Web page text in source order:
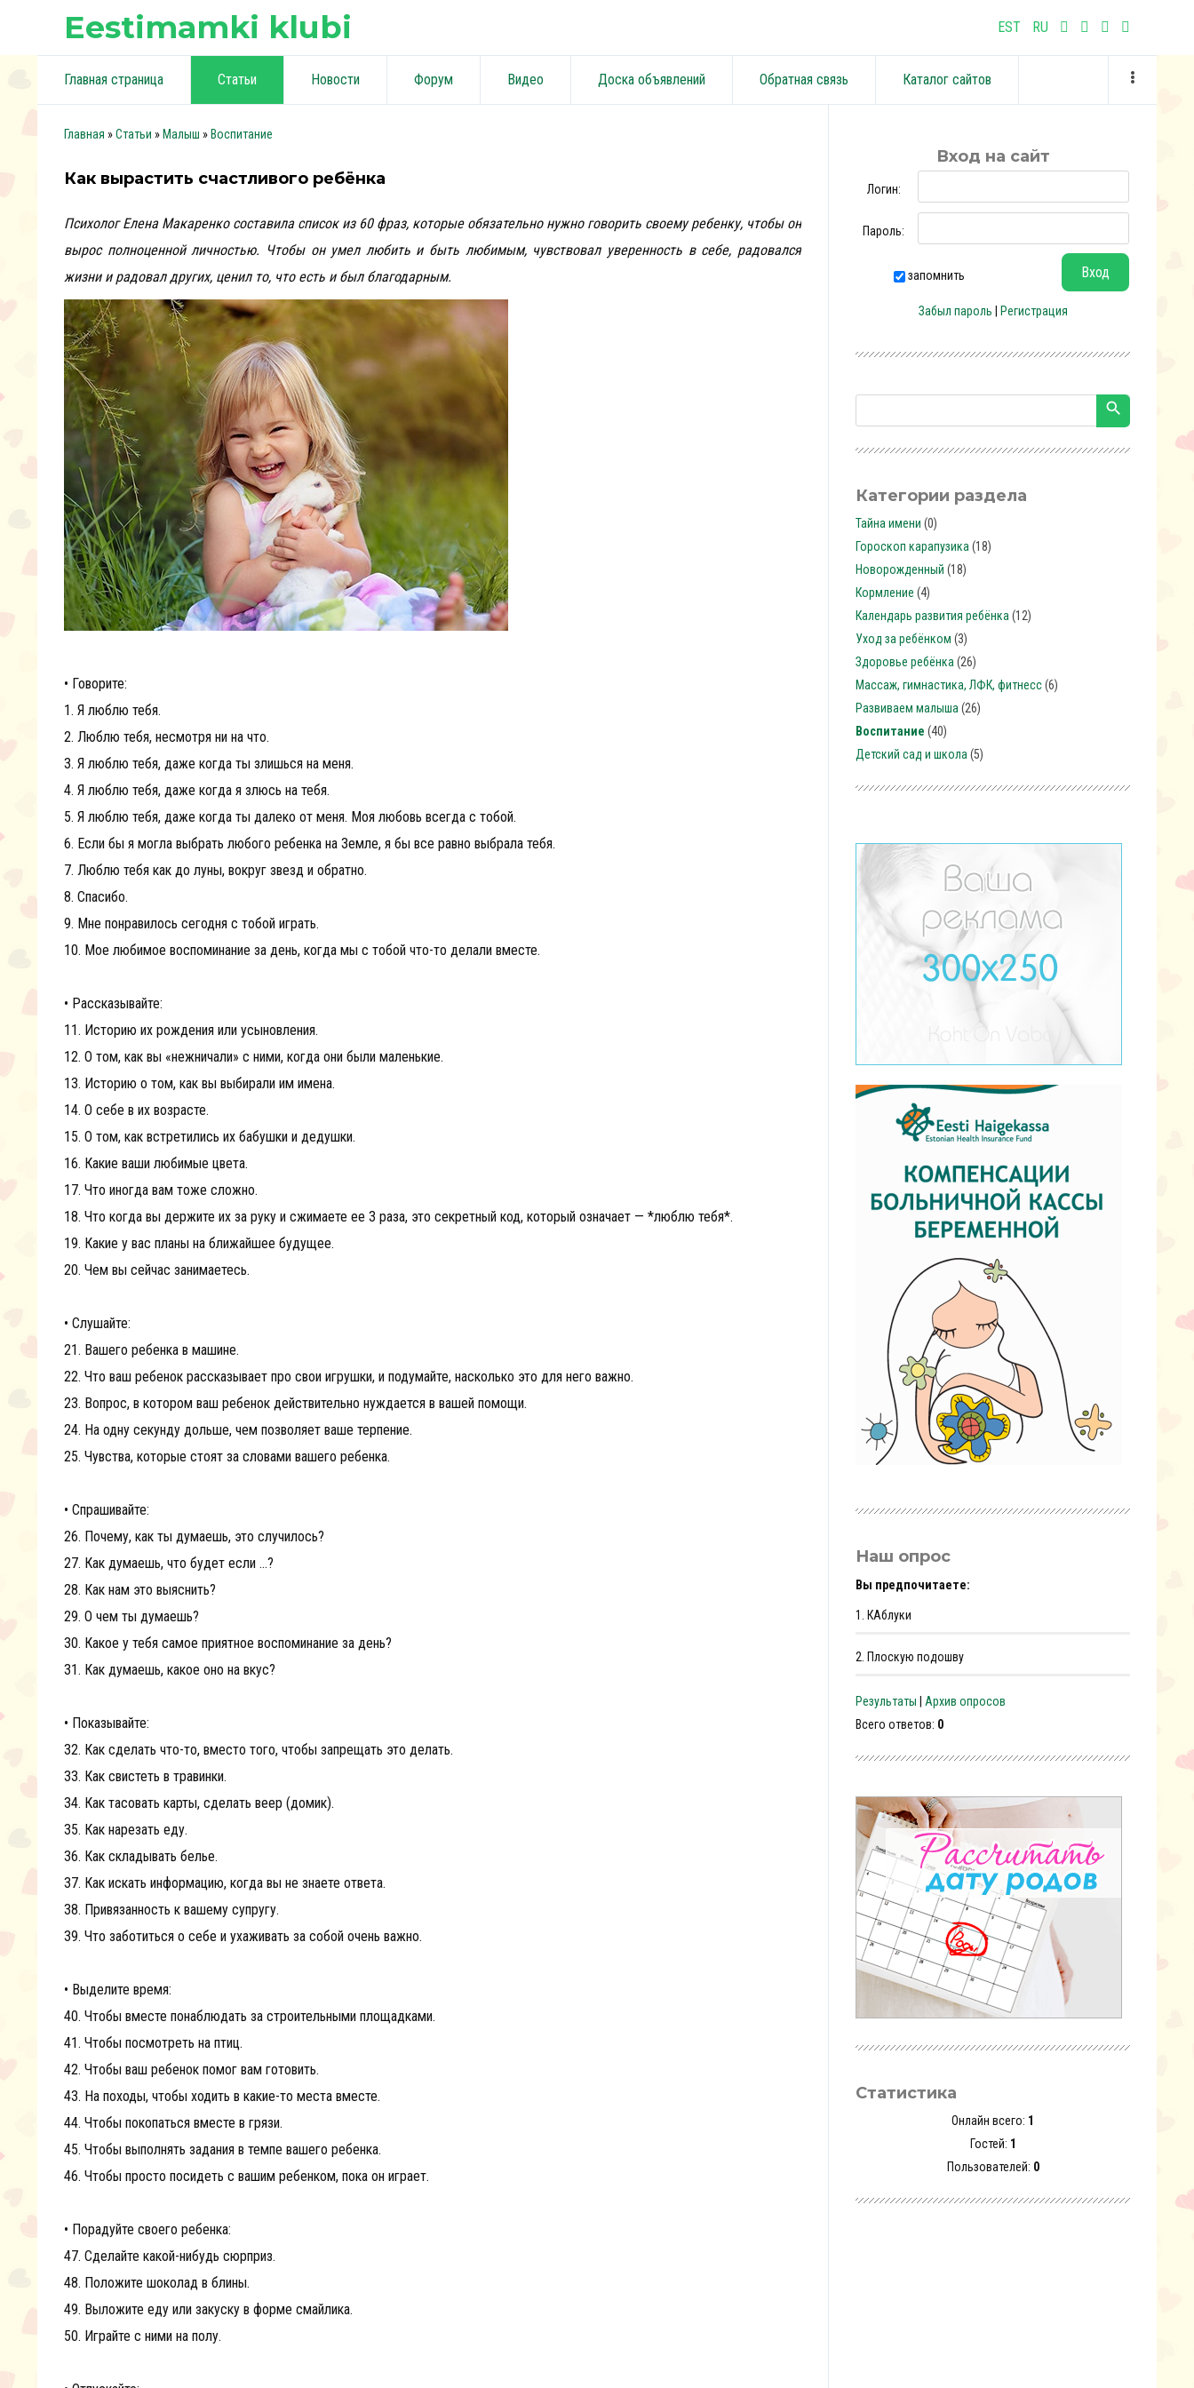
Eestimamki klubi EST RU
Главная страница Статьи Новости Форум Видео Доска объявлений Обратная связь Каталог сайтов
Главная »Статьи » Малыш » Воспитание
Как вырастить счастливого ребёнка
Психолог Елена Макаренко составила список из 60 фраз, которые обязательно нужно говорить своему ребенку, чтобы он
вырос полноценной личностью. Чтобы он умел любить и быть любимым, чувствовал уверенность в себе, радовался
жизни и радовал других, ценил то, что есть и был благодарным.
• Говорите:
1. Я люблю тебя.
2. Люблю тебя, несмотря ни на что.
3. Я люблю тебя, даже когда ты злишься на меня.
4. Я люблю тебя, даже когда я злюсь на тебя.
5. Я люблю тебя, даже когда ты далеко от меня. Моя любовь всегда с тобой.
6. Если бы я могла выбрать любого ребенка на Земле, я бы все равно выбрала тебя.
7. Люблю тебя как до луны, вокруг звезд и обратно.
8. Спасибо.
9. Мне понравилось сегодня с тобой играть.
10. Мое любимое воспоминание за день, когда мы с тобой что-то делали вместе.
• Рассказывайте:
11. Историю их рождения или усыновления.
12. О том, как вы «нежничали» с ними, когда они были маленькие.
13. Историю о том, как вы выбирали им имена.
14. О себе в их возрасте.
15. О том, как встретились их бабушки и дедушки.
16. Какие ваши любимые цвета.
17. Что иногда вам тоже сложно.
18. Что когда вы держите их за руку и сжимаете ее 3 раза, это секретный код, который означает — *люблю тебя*.
19. Какие у вас планы на ближайшее будущее.
20. Чем вы сейчас занимаетесь.
• Слушайте:
21. Вашего ребенка в машине.
22. Что ваш ребенок рассказывает про свои игрушки, и подумайте, насколько это для него важно.
23. Вопрос, в котором ваш ребенок действительно нуждается в вашей помощи.
24. На одну секунду дольше, чем позволяет ваше терпение.
25. Чувства, которые стоят за словами вашего ребенка.
• Спрашивайте:
26. Почему, как ты думаешь, это случилось?
27. Как думаешь, что будет если …?
28. Как нам это выяснить?
29. О чем ты думаешь?
30. Какое у тебя самое приятное воспоминание за день?
31. Как думаешь, какое оно на вкус?
• Показывайте:
32. Как сделать что-то, вместо того, чтобы запрещать это делать.
33. Как свистеть в травинки.
34. Как тасовать карты, сделать веер (домик).
35. Как нарезать еду.
36. Как складывать белье.
37. Как искать информацию, когда вы не знаете ответа.
38. Привязанность к вашему супругу.
39. Что заботиться о себе и ухаживать за собой очень важно.
• Выделите время:
40. Чтобы вместе понаблюдать за строительными площадками.
41. Чтобы посмотреть на птиц.
42. Чтобы ваш ребенок помог вам готовить.
43. На походы, чтобы ходить в какие-то места вместе.
44. Чтобы покопаться вместе в грязи.
45. Чтобы выполнять задания в темпе вашего ребенка.
46. Чтобы просто посидеть с вашим ребенком, пока он играет.
• Порадуйте своего ребенка:
47. Сделайте какой-нибудь сюрприз.
48. Положите шоколад в блины.
49. Выложите еду или закуску в форме смайлика.
50. Играйте с ними на полу.
Вход на сайт
Логин:
Пароль:
запомнить
Забыл пароль Регистрация
Категории раздела
Тайна имени (0)
Гороскоп карапузика (18)
Новорожденный (18)
Кормление (4)
Календарь развития ребёнка (12)
Уход за ребёнком (3)
Здоровье ребёнка (26)
Массаж, гимнастика, ЛФК, фитнесc(6)
Развиваем малыша (26)
Воспитание (40)
Детский сад и школа (5)
Наш опрос
Вы предпочитаете:
1. КАблуки
2. Плоскую подошву
Результаты
Архив опросов
Всего ответов: 0
Статистика
Онлайн всего: 1
Гостей: 1
Пользователей: 0